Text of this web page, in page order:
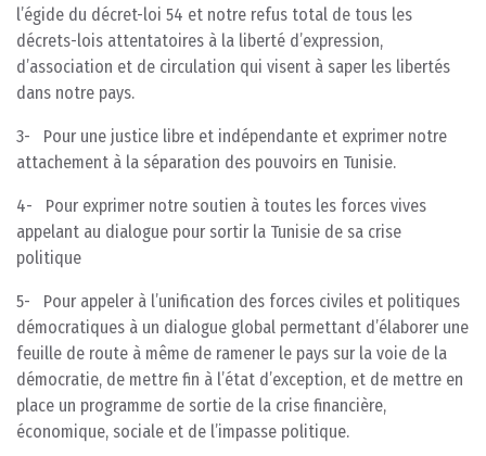
l’égide du décret-loi 54 et notre refus total de tous les
décrets-lois attentatoires à la liberté d’expression,
d’association et de circulation qui visent à saper les libertés
dans notre pays.
3- Pour une justice libre et indépendante et exprimer notre
attachement à la séparation des pouvoirs en Tunisie.
4- Pour exprimer notre soutien à toutes les forces vives
appelant au dialogue pour sortir la Tunisie de sa crise
politique
5- Pour appeler à l’unification des forces civiles et politiques
démocratiques à un dialogue global permettant d’élaborer une
feuille de route à même de ramener le pays sur la voie de la
démocratie, de mettre fin à l’état d’exception, et de mettre en
place un programme de sortie de la crise financière,
économique, sociale et de l’impasse politique.